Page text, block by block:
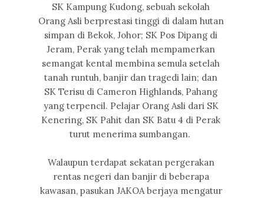
SK Kampung Kudong, sebuah sekolah
Orang Asli berprestasi tinggi di dalam hutan
simpan di Bekok, Johor; SK Pos Dipang di
Jeram, Perak yang telah mempamerkan
semangat kental membina semula setelah
tanah runtuh, banjir dan tragedi lain; dan
SK Terisu di Cameron Highlands, Pahang
yang terpencil. Pelajar Orang Asli dari SK
Kenering, SK Pahit dan SK Batu 4 di Perak
turut menerima sumbangan.
Walaupun terdapat sekatan pergerakan
rentas negeri dan banjir di beberapa
kawasan, pasukan JAKOA berjaya mengatur